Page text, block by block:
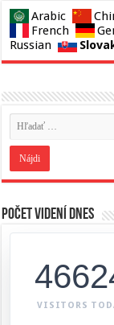
Arabic
French
Russian
Počet videní dnes
VISITORS